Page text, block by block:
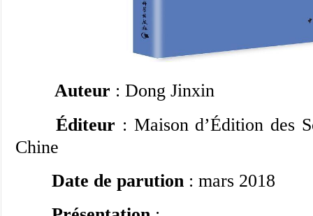
Auteur : Dong Jinxin
Éditeur : Maison d’Édition des
Chine
Date de parution : mars 2018